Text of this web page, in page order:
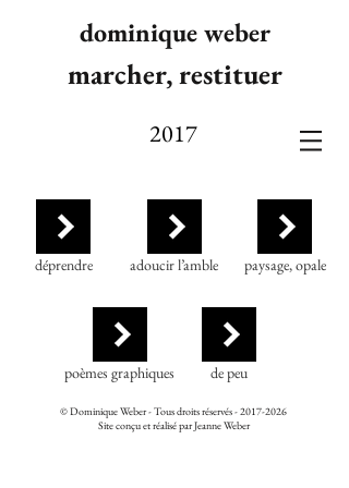
dominique weber
marcher, restituer
2017
déprendre adoucir l’amble paysage, opale
poèmes graphiques de peu
© Dominique Weber - Tous droits réservés -2017-2026
Site conçu et réalisé par Jeanne Weber